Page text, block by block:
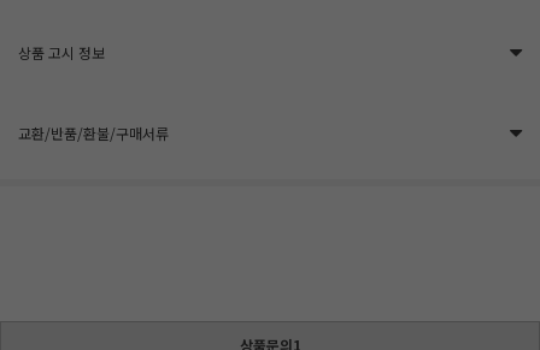
상품 고시 정보
교환/반품/환불/구매서류
상품문의1